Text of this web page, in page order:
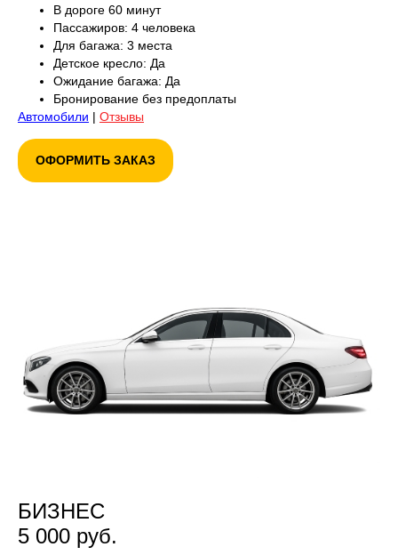
В дороге 60 минут
Пассажиров: 4 человека
Для багажа: 3 места
Детское кресло: Да
Ожидание багажа: Да
Бронирование без предоплаты
Автомобили | Отзывы
ОФОРМИТЬ ЗАКАЗ
БИЗНЕС
5 000 руб.